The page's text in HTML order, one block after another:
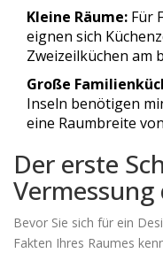
Kleine Räume: Für
eignen sich
Zweizeilküchen am
Große
Inseln benötigen
eine Raumbreite
Der erste
Vermessung
Bevor Sie sich für ein
Fakten Ihres Raumes